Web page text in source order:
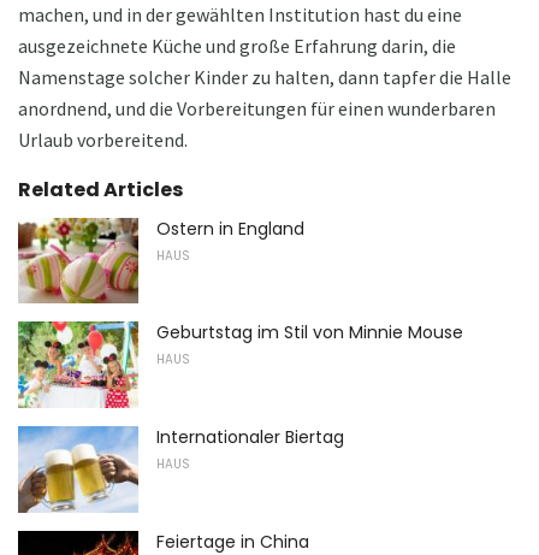
machen, und in der gewählten Institution hast du eine
ausgezeichnete Küche und große Erfahrung darin, die
Namenstage solcher Kinder zu halten, dann tapfer die Halle
anordnend, und die Vorbereitungen für einen wunderbaren
Urlaub vorbereitend.
Related Articles
Ostern in England
HAUS
Geburtstag im Stil von Minnie Mouse
HAUS
Internationaler Biertag
HAUS
Feiertage in China